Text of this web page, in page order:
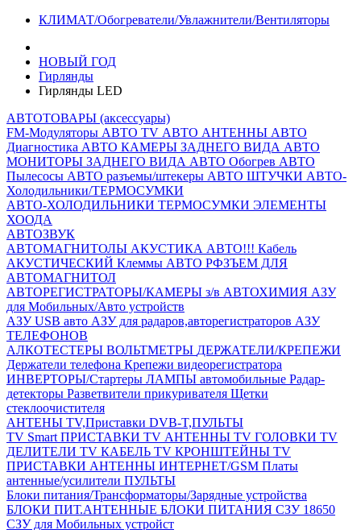
КЛИМАТ/Обогреватели/Увлажнители/Вентиляторы
НОВЫЙ ГОД
Гирлянды
Гирлянды LED
АВТОТОВАРЫ (аксессуары)
FM-Модуляторы АВТО TV АВТО АНТЕННЫ АВТО
Диагностика АВТО КАМЕРЫ ЗАДНЕГО ВИДА АВТО
МОНИТОРЫ ЗАДНЕГО ВИДА АВТО Обогрев АВТО
Пылесосы АВТО разъемы/штекеры АВТО ШТУЧКИ АВТО-
Холодильники/ТЕРМОСУМКИ
АВТО-ХОЛОДИЛЬНИКИ ТЕРМОСУМКИ ЭЛЕМЕНТЫ
ХООДА
АВТОЗВУК
АВТОМАГНИТОЛЫ АКУСТИКА АВТО!!! Кабель
АКУСТИЧЕСКИЙ Клеммы АВТО РФЗЪЕМ ДЛЯ
АВТОМАГНИТОЛ
АВТОРЕГИСТРАТОРЫ/КАМЕРЫ з/в АВТОХИМИЯ АЗУ
для Мобильных/Авто устройств
АЗУ USB авто АЗУ для радаров,авторегистраторов АЗУ
ТЕЛЕФОНОВ
АЛКОТЕСТЕРЫ ВОЛЬТМЕТРЫ ДЕРЖАТЕЛИ/КРЕПЕЖИ
Держатели телефона Крепежи видеорегистратора
ИНВЕРТОРЫ/Стартеры ЛАМПЫ автомобильные Радар-
детекторы Разветвители прикуривателя Щетки
стеклоочистителя
АНТЕНЫ ТV,Приставки DVB-T,ПУЛЬТЫ
TV Smart ПРИСТАВКИ TV АНТЕННЫ TV ГОЛОВКИ TV
ДЕЛИТЕЛИ TV КАБЕЛЬ TV КРОНШТЕЙНЫ TV
ПРИСТАВКИ АНТЕННЫ ИНТЕРНЕТ/GSM Платы
антенные/усилители ПУЛЬТЫ
Блоки питания/Трансформаторы/Зарядные устройства
БЛОКИ ПИТ.АНТЕННЫЕ БЛОКИ ПИТАНИЯ СЗУ 18650
СЗУ для Мобильных устройст